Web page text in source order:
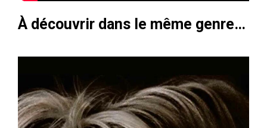
À découvrir dans le même genre…